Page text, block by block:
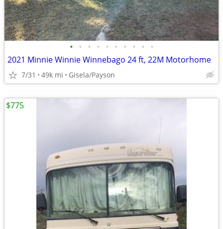
• • • • • • • • • •
2021 Minnie Winnie Winnebago 24 ft, 22M Motorhome
7/31 49k mi Gisela/Payson
$775